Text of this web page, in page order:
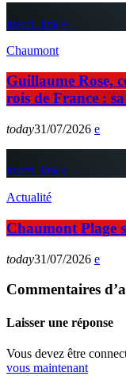
insert_link
Chaumont
Guillaume Rose,
rois de France :
today31/07/2026
insert_link
Actualité
Chaumont Plage
today31/07/2026
Commentaires
Laisser une réponse
Vous devez être
vous maintenant